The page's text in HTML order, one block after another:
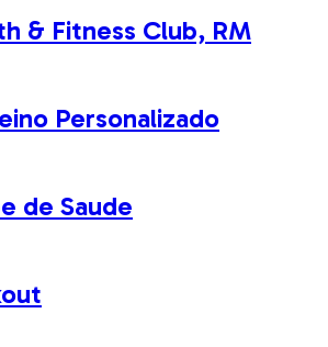
& Fitness Club, RM
Personalizado
de Saude